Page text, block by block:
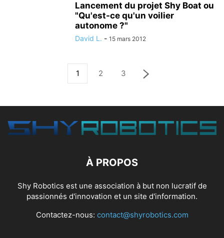
Lancement du projet Shy Boat ou
"Qu'est-ce qu'un voilier
autonome ?"
David L. - 15 mars 2012
1 2 3
À PROPOS
Shy Robotics est une association à but non lucratif de
passionnés d'innovation et un site d'information.
Contactez-nous: contact@shyrobotics.com